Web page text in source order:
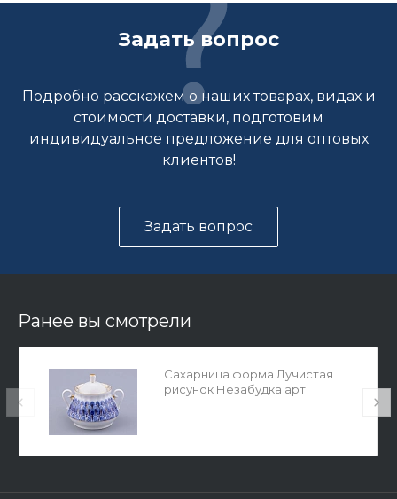
Задать вопрос
Подробно расскажем о наших товарах, видах и
стоимости доставки, подготовим
индивидуальное предложение для оптовых
клиентов!
Задать вопрос
Ранее вы смотрели
Сахарница форма Лучистая
рисунок Незабудка арт.